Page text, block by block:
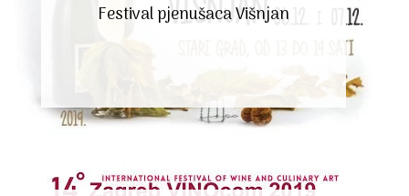
Festival pjenušaca Višnjan